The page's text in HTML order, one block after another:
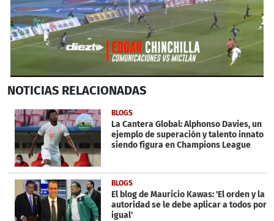
seconds
1
minute,
36
seconds
NOTICIAS RELACIONADAS
BLOGS
La Cantera Global: Alphonso Davies, un
ejemplo de superación y talento innato
siendo figura en Champions League
BLOGS
El blog de Mauricio Kawas: 'El orden y la
autoridad se le debe aplicar a todos por
igual'